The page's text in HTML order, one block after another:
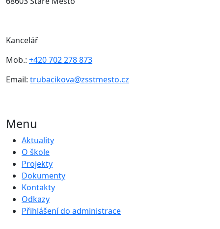
Kancelář
Mob.: +420 702 278 873
Email: trubacikova@zsstmesto.cz
Menu
Aktuality
O škole
Projekty
Dokumenty
Kontakty
Odkazy
Přihlášení do administrace